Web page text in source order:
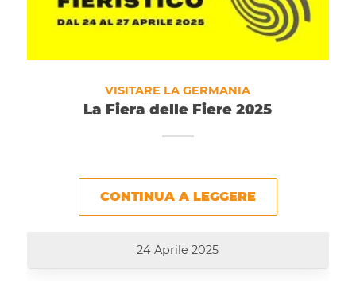
VISITARE LA GERMANIA
La Fiera delle Fiere 2025
CONTINUA A LEGGERE
24 Aprile 2025